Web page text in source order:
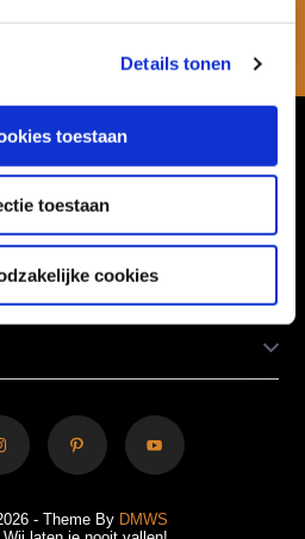
Details tonen
toestaan
toestaan
cookies
- Theme By DMWS